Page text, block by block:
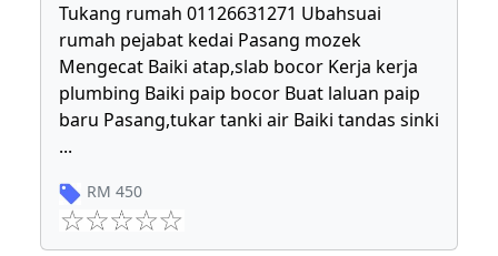
Tukang rumah 01126631271 Ubahsuai
rumah pejabat kedai Pasang mozek
Mengecat Baiki atap,slab bocor Kerja kerja
plumbing Baiki paip bocor Buat laluan paip
baru Pasang,tukar tanki air Baiki tandas sinki
...
RM 450